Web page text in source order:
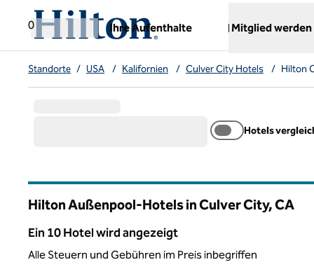
Weiter zum Inhalt
0
Ihre Aufenthalte Mitglied werden
Standorte / USA / Kalifornien / Culver City Hotels / Hilton
Hotels
Hilton Außenpool-Hotels in Culver City,CA
Ein 10 Hotel wird angezeigt
Ein 10 Hotel wird angezeigt
Alle Steuern und Gebühren im Preis inbegriffen